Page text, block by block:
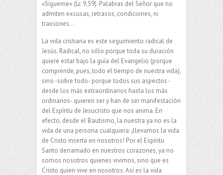
«Sígueme» (Lc 9,59). Palabras del Señor que no
admiten excusas, retrasos, condiciones, ni
traiciones…
La vida cristiana es este seguimiento radical de
Jesús. Radical, no sólo porque toda su duración
quiere estar bajo la guía del Evangelio (porque
comprende, pues, todo el tiempo de nuestra vida),
sino -sobre todo- porque todos sus aspectos -
desde los más extraordinarios hasta los más
ordinarios- quieren ser y han de ser manifestación
del Espíritu de Jesucristo que nos anima. En
efecto, desde el Bautismo, la nuestra ya no es la
vida de una persona cualquiera: ¡llevamos la vida
de Cristo inserta en nosotros! Por el Espíritu
Santo derramado en nuestros corazones, ya no
somos nosotros quienes vivimos, sino que es
Cristo quien vive en nosotros. Así es la vida